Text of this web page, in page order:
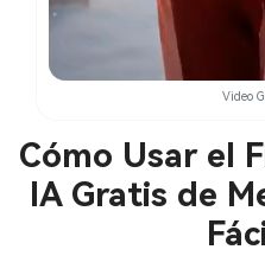
Video
Cómo Usar el
IA Gratis de